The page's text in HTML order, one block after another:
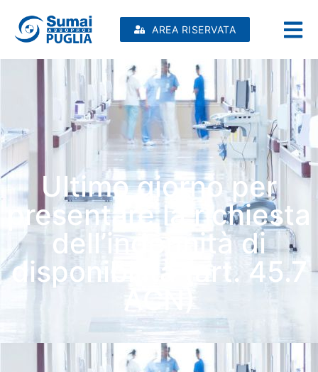
AREA RISERVATA
Ultimo giorno per
presentare la richiesta
dell’indennità di
disponibilità (art. 45.7